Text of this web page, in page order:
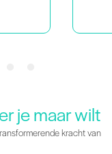
je maar wilt
kracht van